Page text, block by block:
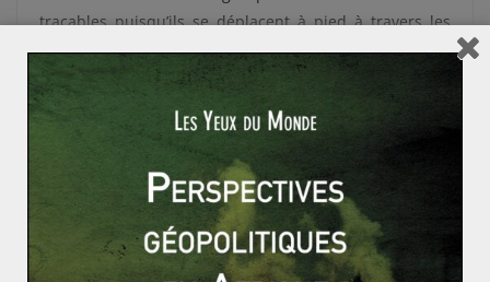
traçables puisqu’ils se déplacent à pied à travers les
frontières, connaissent parfaitement le terrain et sont
peu dépendants des appareils technologiques
modernes. Les escouades, quasi-systématiquement en
mouvement, sont équipées de fusils d’assauts, de
panneaux solaires portables et de rares téléphones.
Les revenus des combattants proviennent de
l’extraction minière (or et diamant), d’opérations de
razzia dans des villages, de la pratique du braconnage
dans les parcs nationaux de la Garamba (RDC) et de